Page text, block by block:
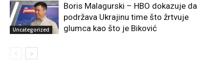
Uncategorized
Boris Malagurski – HBO dokazuje da
podržava Ukrajinu time što žrtvuje
glumca kao što je Biković